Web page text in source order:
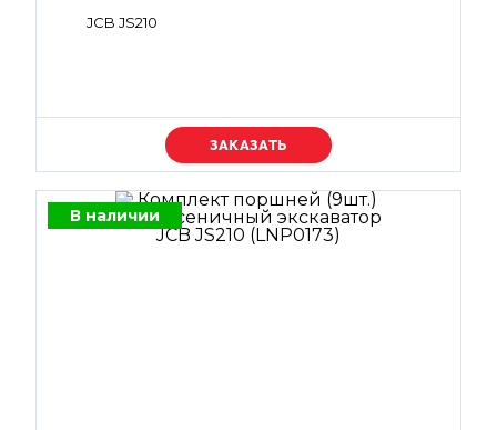
JCB JS210
Уточняйте цену
В наличии